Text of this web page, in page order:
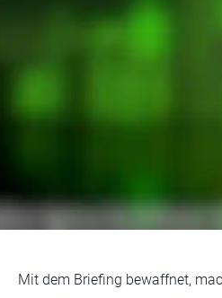
Mit dem Briefing bewaffnet,